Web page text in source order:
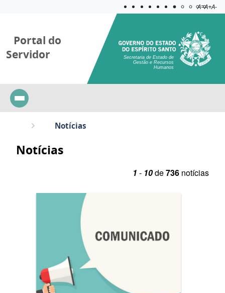
Aplicar
A=A+A-
Portal do
Servidor
Secretaria de Estado de
Gestão e Recursos
Humanos
Notícias
Notícias
1 - 10de736 notícias